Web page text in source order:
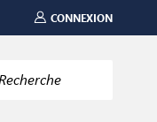
CONNEXION